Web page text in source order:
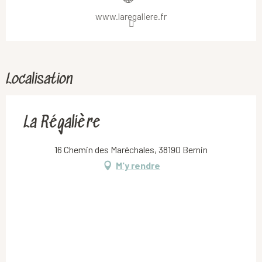
www.laregaliere.fr
Localisation
La Régalière
16 Chemin des Maréchales, 38190 Bernin
M'y rendre